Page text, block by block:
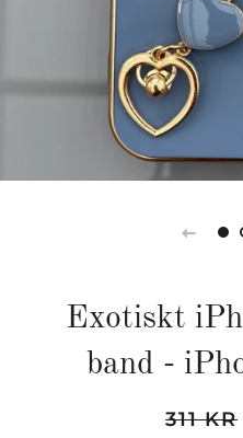
Exotiskt
band -
Regular
311 KR